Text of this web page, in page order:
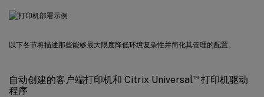
以下各节将描述那些能够最大限度降低环境复杂性并简化其管理的配置。
自动创建的客户端打印机和 Citrix Universal™打印机驱动
程序